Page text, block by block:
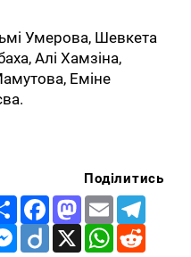
Умерова, Шевкета
Алі Хамзіна,
Еміне
Поділитись
Share FacebookMastodon
Email
Messenger
Diigo X WhatsApp